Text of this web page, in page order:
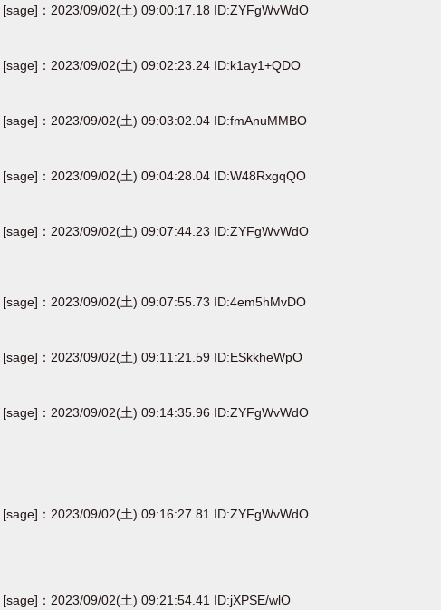
[sage]：2023/09/02(土) 09:00:17.18 ID:ZYFgWvWdO
[sage]：2023/09/02(土) 09:02:23.24 ID:k1ay1+QDO
[sage]：2023/09/02(土) 09:03:02.04 ID:fmAnuMMBO
[sage]：2023/09/02(土) 09:04:28.04 ID:W48RxgqQO
[sage]：2023/09/02(土) 09:07:44.23 ID:ZYFgWvWdO
[sage]：2023/09/02(土) 09:07:55.73 ID:4em5hMvDO
[sage]：2023/09/02(土) 09:11:21.59 ID:ESkkheWpO
[sage]：2023/09/02(土) 09:14:35.96 ID:ZYFgWvWdO
[sage]：2023/09/02(土) 09:16:27.81 ID:ZYFgWvWdO
[sage]：2023/09/02(土) 09:21:54.41 ID:jXPSE/wlO